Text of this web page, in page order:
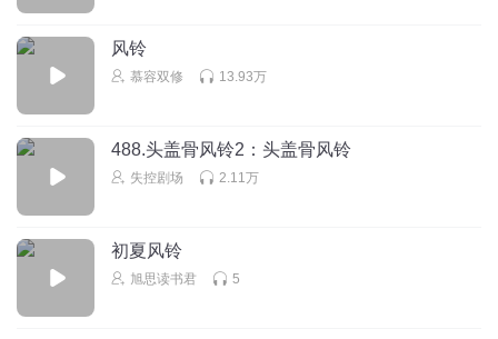
风铃
慕容双修 13.93万
488.头盖骨风铃2：头盖骨风铃
失控剧场 2.11万
初夏风铃
旭思读书君 5